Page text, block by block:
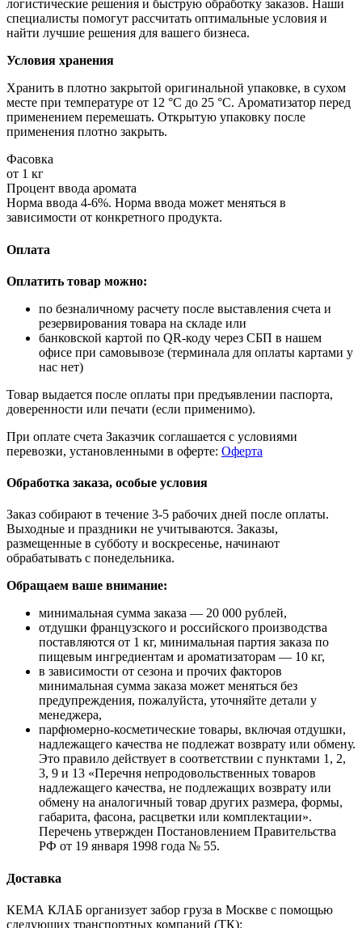
логистические решения и быструю обработку заказов. Наши
специалисты помогут рассчитать оптимальные условия и
найти лучшие решения для вашего бизнеса.
Условия хранения
Хранить в плотно закрытой оригинальной упаковке, в сухом
месте при температуре от 12 °C до 25 °C. Ароматизатор перед
применением перемешать. Открытую упаковку после
применения плотно закрыть.
Фасовка
от 1 кг
Процент ввода аромата
Норма ввода 4-6%. Норма ввода может меняться в
зависимости от конкретного продукта.
Оплата
Оплатить товар можно:
по безналичному расчету после выставления счета и
резервирования товара на складе или
банковской картой по QR-коду через СБП в нашем
офисе при самовывозе (терминала для оплаты картами у
нас нет)
Товар выдается после оплаты при предъявлении паспорта,
доверенности или печати (если применимо).
При оплате счета Заказчик соглашается с условиями
перевозки, установленными в оферте: Оферта
Обработка заказа, особые условия
Заказ собирают в течение 3-5 рабочих дней после оплаты.
Выходные и праздники не учитываются. Заказы,
размещенные в субботу и воскресенье, начинают
обрабатывать с понедельника.
Обращаем ваше внимание:
минимальная сумма заказа — 20 000 рублей,
отдушки французского и российского производства
поставляются от 1 кг, минимальная партия заказа по
пищевым ингредиентам и ароматизаторам — 10 кг,
в зависимости от сезона и прочих факторов
минимальная сумма заказа может меняться без
предупреждения, пожалуйста, уточняйте детали у
менеджера,
парфюмерно-косметические товары, включая отдушки,
надлежащего качества не подлежат возврату или обмену.
Это правило действует в соответствии с пунктами 1, 2,
3, 9 и 13 «Перечня непродовольственных товаров
надлежащего качества, не подлежащих возврату или
обмену на аналогичный товар других размера, формы,
габарита, фасона, расцветки или комплектации».
Перечень утвержден Постановлением Правительства
РФ от 19 января 1998 года № 55.
Доставка
КЕМА КЛАБ организует забор груза в Москве с помощью
следующих транспортных компаний (ТК):